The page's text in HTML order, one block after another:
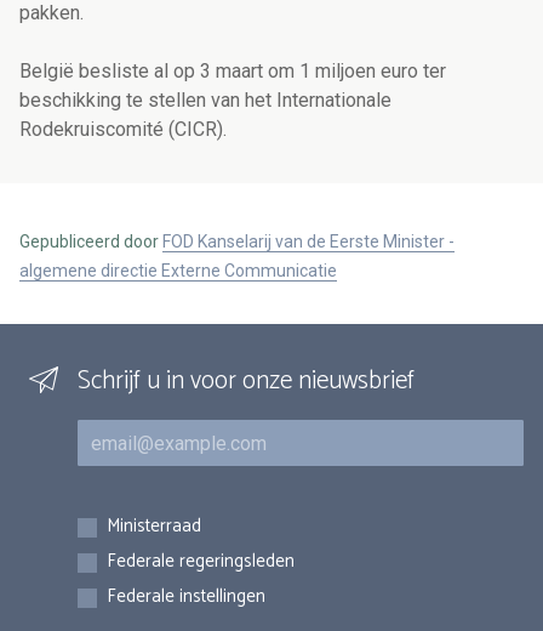
pakken.
België besliste al op 3 maart om 1 miljoen euro ter
beschikking te stellen van het Internationale
Rodekruiscomité (CICR).
Gepubliceerd door FOD Kanselarij van de Eerste Minister -
algemene directie Externe Communicatie
Schrijf u in voor onze nieuwsbrief
E-mail
Inschrijvingen
Ministerraad
Federale regeringsleden
Federale instellingen